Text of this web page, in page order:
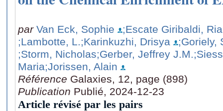
par Van Eck, Sophie
;Escate Giribaldi,
;Lambotte, L.;Karinkuzhi, Drisya
;Goriely,
;Storm, Nicholas;Gerber, Jeffrey J.M.
Maria;Jorissen, Alain
Référence Galaxies, 12, page (898)
Publication Publié, 2024-12-23
Article révisé par les pairs